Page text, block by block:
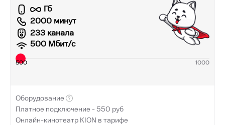
Гб
2000 минут
233 канала
500 Мбит/с
500 1000
Оборудование
Платное подключение -550 руб
Онлайн-кинотеатр KION в тарифе